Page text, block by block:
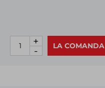
LA COMANDA
+
-